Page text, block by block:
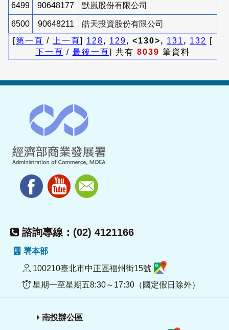
6499 90648177 默嵐股份有限公司
6500 90648211
皓天投資股份有限公司
[第一頁 / 上一頁] 128, 129, <130>, 131 , 132
[
下一頁 / 最後一頁] 共有 8039 筆資料
諮詢專線：(02) 4121166
署本部
100210臺北市中正區福州街15號
星期一至星期五8:30～17:30（國定假日除外）
南投辦公區